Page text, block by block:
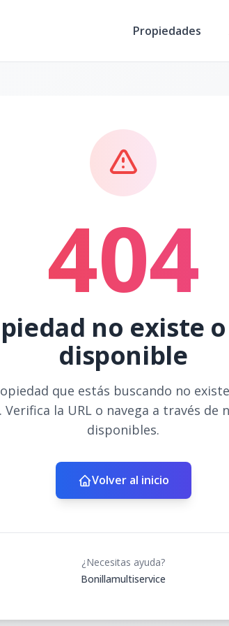
Propiedades
404
no existe
disponible
que estás buscando no
la URL o navega a través de
disponibles.
Volver al inicio
¿Necesitas ayuda?
Bonillamultiservice